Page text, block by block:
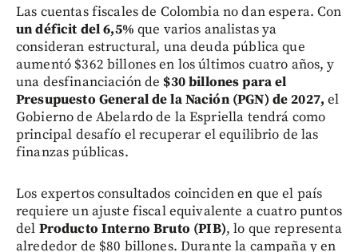
Las cuentas fiscales de Colombia no dan espera. Con
un déficit del 6,5% que varios analistas ya
consideran estructural, una deuda pública que
aumentó $362 billones en los últimos cuatro años, y
una desfinanciación de $30 billones para el
Presupuesto General de la Nación (PGN) de 2027, el
Gobierno de Abelardo de la Espriella tendrá como
principal desafío el recuperar el equilibrio de las
finanzas públicas.
Los expertos consultados coinciden en que el país
requiere un ajuste fiscal equivalente a cuatro puntos
del Producto Interno Bruto (PIB), lo que representa
alrededor de $80 billones. Durante la campaña y en